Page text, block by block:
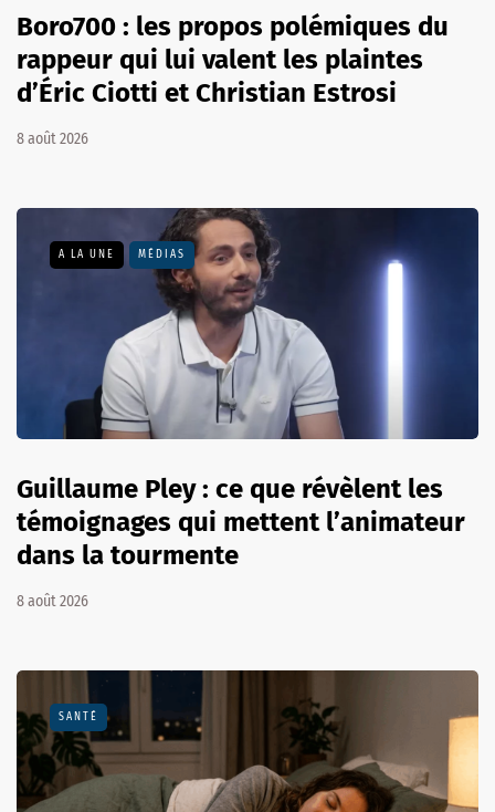
Boro700 : les propos polémiques du
rappeur qui lui valent les plaintes
d’Éric Ciotti et Christian Estrosi
8 août 2026
A LA UNE MÉDIAS
Guillaume Pley : ce que révèlent les
témoignages qui mettent l’animateur
dans la tourmente
8 août 2026
SANTÉ